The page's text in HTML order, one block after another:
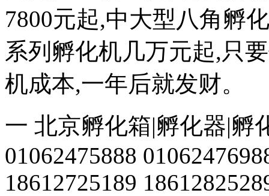
7800元起,中大型八角孵
系列孵化机几万元起,只
机成本,一年后就发财。
一 北京孵化箱|孵化器|孵
01062475888
18612725189